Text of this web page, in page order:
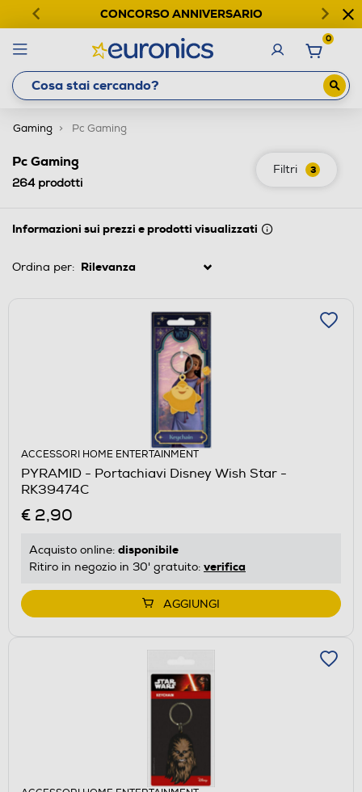
CONCORSO ANNIVERSARIO
0
Gaming Pc Gaming
Filtri 3
Pc Gaming
264prodotti
Informazioni sui prezzi e prodotti visualizzati
Ordina per:
ACCESSORI HOME ENTERTAINMENT
PYRAMID - Portachiavi Disney Wish Star -
RK39474C
€ 2,90
Acquisto online: disponibile
Ritiro in negozio in 30' gratuito: verifica
AGGIUNGI